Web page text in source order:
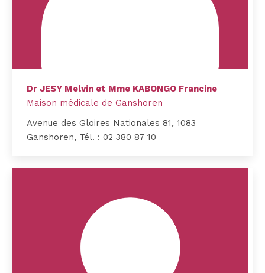
Dr JESY Melvin et Mme KABONGO Francine
Maison médicale de Ganshoren
Avenue des Gloires Nationales 81, 1083
Ganshoren, Tél. : 02 380 87 10